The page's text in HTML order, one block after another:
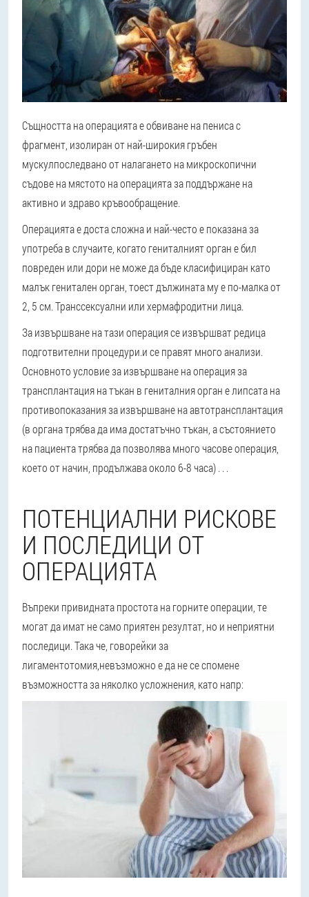
Същността на операцията е обвиване на пениса с
фрагмент, изолиран от най-широкия гръбен
мускулпоследвано от налагането на микроскопични
съдове на мястото на операцията за поддържане на
активно и здраво кръвообращение.
Операцията е доста сложна и най-често е показана за
употреба в случаите, когато гениталният орган е бил
повреден или дори не може да бъде класифициран като
малък генитален орган, тоест дължината му е по-малка от
2, 5 см. Транссексуални или хермафродитни лица.
За извършване на тази операция се извършват редица
подготвителни процедури.и се правят много анализи.
Основното условие за извършване на операция за
трансплантация на тъкан в гениталния орган е липсата на
противопоказания за извършване на автотрансплантация
(в органа трябва да има достатъчно тъкан, а състоянието
на пациента трябва да позволява много часове операция,
което от начин, продължава около 6-8 часа) . . .
ПОТЕНЦИАЛНИ РИСКОВЕ
И ПОСЛЕДИЦИ ОТ
ОПЕРАЦИЯТА
Въпреки привидната простота на горните операции, те
могат да имат не само приятен резултат, но и неприятни
последици. Така че, говорейки за
лигаментотомия,невъзможно е да не се спомене
възможността за няколко усложнения, като напр: